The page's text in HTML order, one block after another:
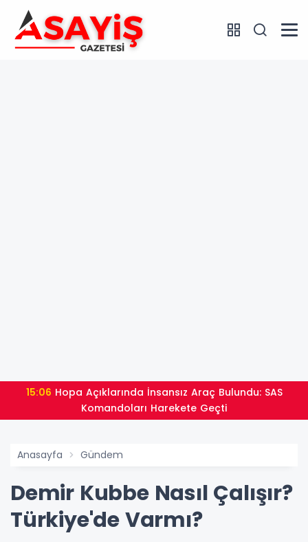
15:06
Komandoları Harekete Geçti
Anasayfa Gündem
Demir Kubbe Nasıl Çalışır?
Türkiye'de Varmı?